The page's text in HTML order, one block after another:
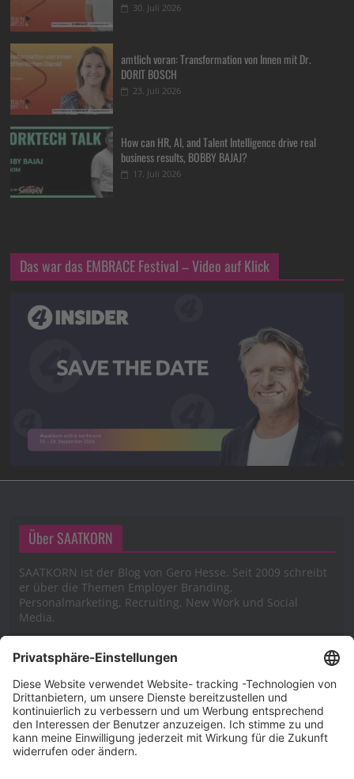
30. Juli 2026
amtlich voran: Transformation von Innen mit Dr.
DORIT BOSCH
23. Juli 2026
How can HR, AI, and Talent Intelligence drive real
business results, BOBBY BAJAJ?
17. Juli 2026
Das war das EMBRACE Festival – Video auf Klick
Über SAATKORN
SAATKORN ist der Blog von Gero Hesse. Seit 2009 schreibt
er über die Themen Employer Branding,
Personalmarketing, Recruiting, New Work und Social
Media.
Impressum
Impressum